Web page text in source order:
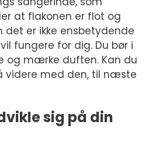
at flakonen er flot og
det er ikke ensbetydende
fungere for dig. Du bør i
og mærke duften. Kan du
videre med den, til næste
sig på din